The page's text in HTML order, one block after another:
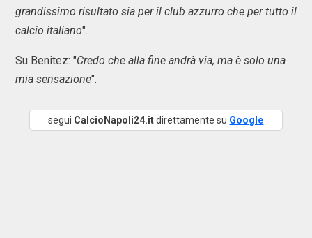
grandissimo risultato sia per il club azzurro che per tutto il
calcio italiano".
Su Benitez: "Credo che alla fine andrà via, ma è solo una
mia sensazione".
segui CalcioNapoli24.itdirettamente su Google